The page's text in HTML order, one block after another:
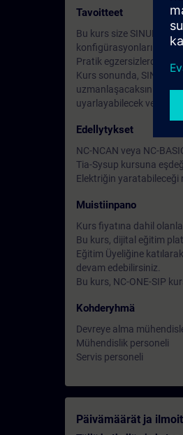
Tavoitteet
Bu kurs size
konfigürasyonları
Pratik egzersizlerde,
Kurs sonunda,
uzmanlaşacaksınız.
uyarlayabilecek ve
Edellytykset
NC-NCAN veya NC-
Tia-Sysup kursuna
Elektriğin yaratabileceği
Muistiinpano
Kurs fiyatına dahil
Bu kurs, dijital eğitim
Eğitim Üyeliğine
devam edebilirsiniz.
Bu kurs, NC-ONE-SIP
Kohderyhmä
Devreye alma
Mühendislik personeli
Servis personeli
Päivämäärät ja